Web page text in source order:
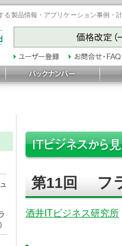
る製品情報・アプリケーション事例
第11回 フ
酒井ITビジネス研究所